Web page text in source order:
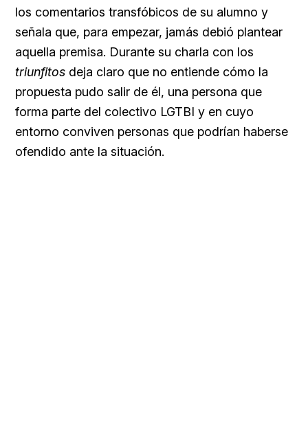
los comentarios transfóbicos de su alumno y
señala que, para empezar, jamás debió plantear
aquella premisa. Durante su charla con los
triunfitos deja claro que no entiende cómo la
propuesta pudo salir de él, una persona que
forma parte del colectivo LGTBI y en cuyo
entorno conviven personas que podrían haberse
ofendido ante la situación.